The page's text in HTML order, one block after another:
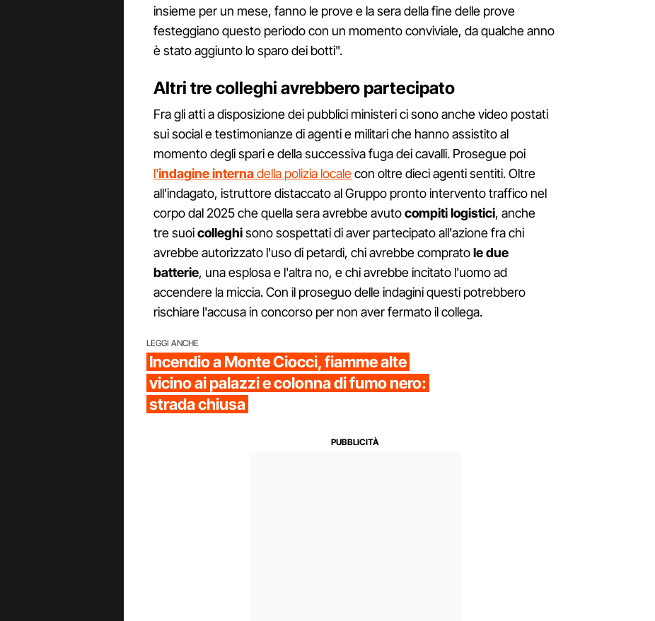
insieme per un mese, fanno le prove e la sera della fine delle prove
festeggiano questo periodo con un momento conviviale, da qualche anno
è stato aggiunto lo sparo dei botti".
Altri tre colleghi avrebbero partecipato
Fra gli atti a disposizione dei pubblici ministeri ci sono anche video postati
sui social e testimonianze di agenti e militari che hanno assistito al
momento degli spari e della successiva fuga dei cavalli. Prosegue poi
l'indagineinternadella polizia localecon oltre dieci agenti sentiti. Oltre
all'indagato, istruttore distaccato al Gruppo pronto intervento traffico nel
corpo dal 2025 che quella sera avrebbe avutocompitilogistici, anche
tre suoicolleghisono sospettati di aver partecipato all'azione fra chi
avrebbe autorizzato l'uso di petardi, chi avrebbe compratole due
batterie, una esplosa e l'altra no, e chi avrebbe incitato l'uomo ad
accendere la miccia. Con il proseguo delle indagini questi potrebbero
rischiare l'accusa in concorso per non aver fermato il collega.
LEGGI ANCHE
Incendio a Monte Ciocci, fiamme alte
vicino ai palazzi e colonna di fumo nero:
strada chiusa